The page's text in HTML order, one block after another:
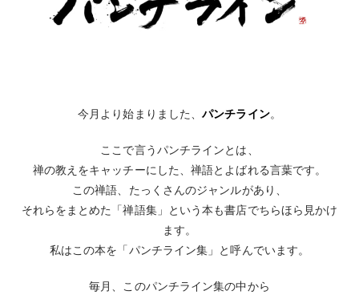
今月より始まりました、パンチライン。
ここで言うパンチラインとは、
禅の教えをキャッチーにした、禅語とよばれる言葉です。
この禅語、たっくさんのジャンルがあり、
それらをまとめた「禅語集」という本も書店でちらほら見かけ
ます。
私はこの本を「パンチライン集」と呼んでいます。
毎月、このパンチライン集の中から